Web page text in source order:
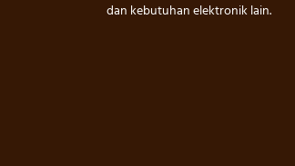
dan kebutuhan elektronik lain.